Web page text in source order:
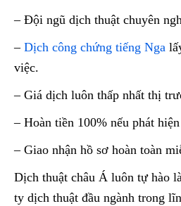
– Đội ngũ dịch thuật chuyên
– Dịch công chứng tiếng Nga
việc.
– Giá dịch luôn thấp nhất thị
– Hoàn tiền 100% nếu phát
– Giao nhận hồ sơ hoàn toàn
Dịch thuật châu Á luôn tự hào
ty dịch thuật đầu ngành trong